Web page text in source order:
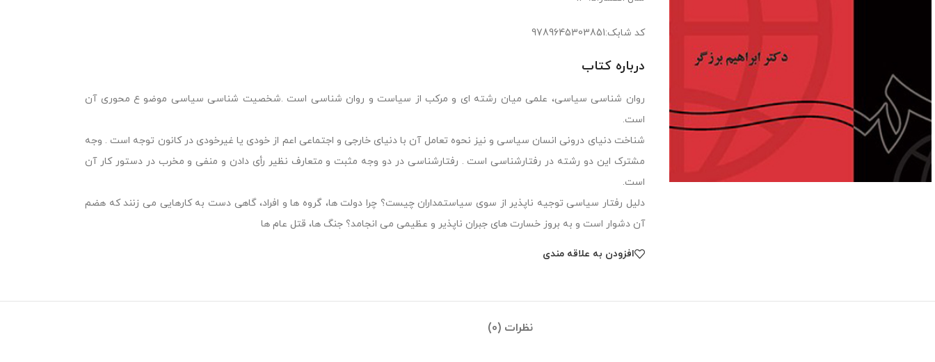
کد شابک:9789645303851
درباره کتاب
روان شناسی سیاسی، علمی میان رشته ای و مرکب از سیاست و روان شناسی است .شخصیت شناسی سیاسی موضو ع محوری آن
است.
شناخت دنیای درونی انسان سیاسی و نیز نحوه تعامل آن با دنیای خارجی و اجتماعی اعم از خودی یا غیرخودی در کانون توجه است . وجه
مشترک این دو رشته در رفتارشناسی است . رفتارشناسی در دو وجه مثبت و متعارف نظیر رأی دادن و منفی و مخرب در دستور کار آن
است.
دلیل رفتار سیاسی توجیه ناپذیر از سوی سیاستمداران چیست؟ چرا دولت ها، گروه ها و افراد، گاهی دست به کارهایی می زنند که هضم
آن دشوار است و به بروز خسارت های جبران ناپذیر و عظیمی می انجامد؟ جنگ ها، قتل عام ها
افزودن به علاقه مندی
نظرات (0)